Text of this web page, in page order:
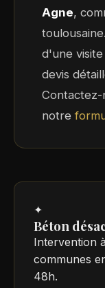
Agne,
d'une
devis
Contactez-
notre
✦
Béton
Intervention
communes
48h.